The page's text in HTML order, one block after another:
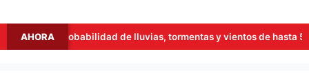
AHORA
probabilidad de lluvias, tormentas y vientos de hasta 53 km/h